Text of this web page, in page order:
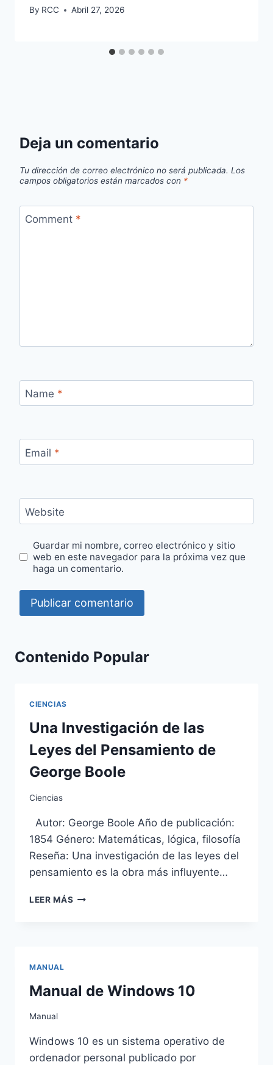
By RCC Abril 27, 2026
Deja un comentario
Tu dirección de correo electrónico no será publicada. Los
campos obligatorios están marcados con *
Comment *
Name *
Email *
Website
Guardar mi nombre, correo electrónico y sitio
web en este navegador para la próxima vez que
haga un comentario.
Contenido Popular
CIENCIAS
Una Investigación de las
Leyes del Pensamiento de
George Boole
Ciencias
Autor: George Boole Año de publicación:
1854 Género: Matemáticas, lógica, filosofía
Reseña: Una investigación de las leyes del
pensamiento es la obra más influyente…
LEER MÁS UNA
DE
GEORGE
MANUAL
Manual de Windows 10
Manual
Windows 10 es un sistema operativo de
ordenador personal publicado por